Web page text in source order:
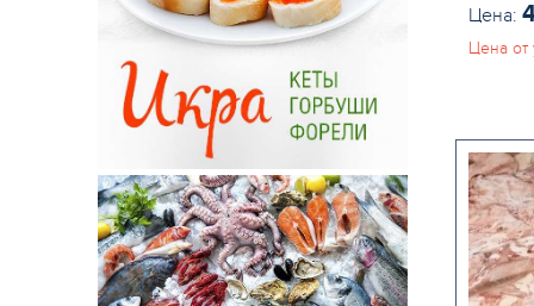
щука
другая
сельдь
скумбрия
судак
треска
Цена:
Цена от